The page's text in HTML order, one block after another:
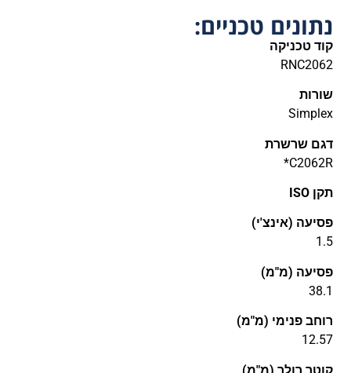
נתונים טכניים:
קוד טכניקה
RNC2062
שורות
Simplex
דגם שרשרת
C2062R*
תקן ISO
פסיעה (אינצ'י)
1.5
פסיעה (מ"מ)
38.1
רוחב פנימי (מ"מ)
12.57
קוטר רולר (מ"מ)